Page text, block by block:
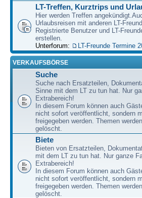
LT-Treffen, Kurztrips und
Hier werden Treffen
Urlaubsreisen mit anderen LT-
Registrierte Benutzer und LT-
erstellen.
Unterforum:
LT-Freunde Termine
VERKAUFSBÖRSE
Suche
Suche nach Ersatzteilen,
Sinne mit dem LT zu tun hat. Nur
Extrabereich!
In diesem Forum können auch
nicht sofort veröffentlicht, sondern
freigegeben werden. Themen
gelöscht.
Biete
Bieten von Ersatzteilen,
mit dem LT zu tun hat. Nur ganze
Extrabereich!
In diesem Forum können auch
nicht sofort veröffentlicht, sondern
freigegeben werden. Themen
gelöscht.